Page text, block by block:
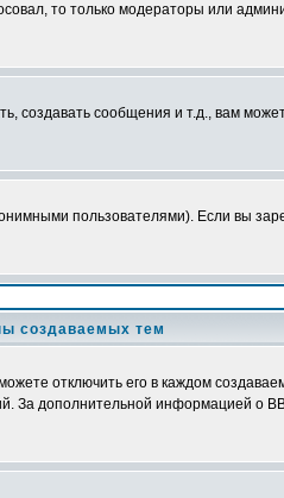
то только модераторы или
сообщения и т.д., вам
пользователями). Если вы
создаваемых тем
отключить его в каждом
дополнительной информацией о